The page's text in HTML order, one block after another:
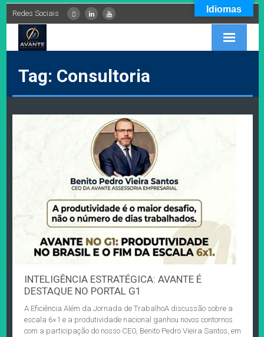
Redes Sociais
EMPRESA
FALE CONOSCO
Tag: Consultoria
INTELIGÊNCIA ESTRATÉGICA: AVANTE É
DESTAQUE NO PORTAL G1
A Eficiência Além da Jornada de TrabalhoA discussão sobre a
escala 6×1 e a produtividade nacional ganhou novos contornos
com a participação do nosso CEO, Benito Pedro Vieira Santos, em
Idiomas